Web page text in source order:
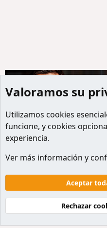
Miembros
Default style
Términos y
Ayuda
Inicio
R
S
S
Community platform by XenForo® ©
Valoramos su
Utilizamos cookies
funcione, y cookies
experiencia.
Ver más información y
Aceptar
Rechazar